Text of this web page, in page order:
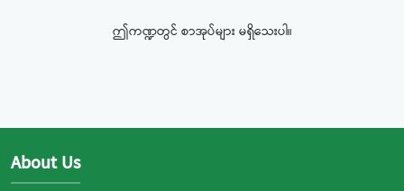
ဤကဏ္ဍတွင် စာအုပ်များ မရှိသေးပါ။
About Us